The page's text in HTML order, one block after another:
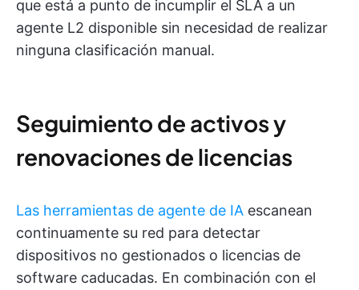
que está a punto de incumplir el SLA a un
agente L2 disponible sin necesidad de realizar
ninguna clasificación manual.
Seguimiento de activos y
renovaciones de licencias
Las herramientas de agente de IA escanean
continuamente su red para detectar
dispositivos no gestionados o licencias de
software caducadas. En combinación con el